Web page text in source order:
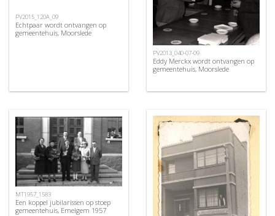
PV2015_120A_09
Echtpaar wordt ontvangen op
gemeentehuis, Moorslede
PV2013_040-07-09
Eddy Merckx wordt ontvangen op
gemeentehuis, Moorslede
MT1957_1583
Een koppel jubilarissen op stoep
gemeentehuis, Emelgem 1957